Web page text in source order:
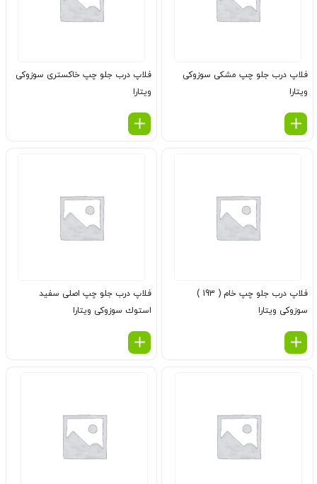
فلاپ درب جلو چپ مشكی سوزوکی
ویتارا
فلاپ درب جلو چپ خاكستری سوزوکی
ویتارا
فلاپ درب جلو چپ خام ( 193 )
سوزوکی ویتارا
فلاپ درب جلو چپ اصلی سفید
استوك سوزوکی ویتارا